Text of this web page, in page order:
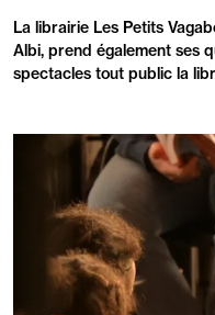
La librairie Les Petits
Albi, prend également ses
spectacles tout public la